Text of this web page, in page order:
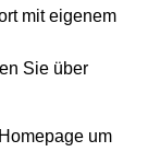
mit eigenem
Sie über
um